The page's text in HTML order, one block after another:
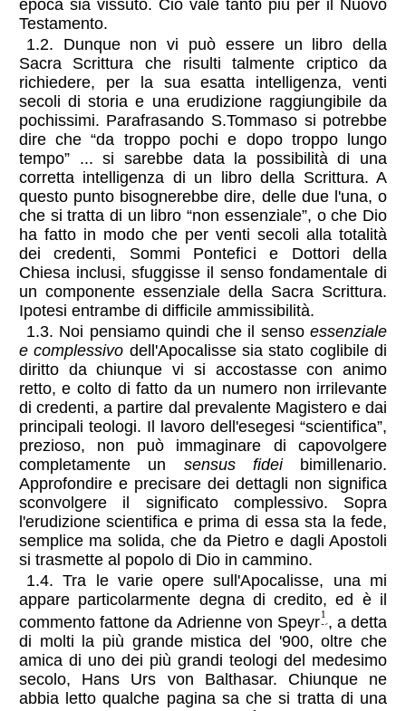
epoca sia vissuto. Ciò vale tanto più per il Nuovo
Testamento.
1.2. Dunque non vi può essere un libro della
Sacra Scrittura che risulti talmente criptico da
richiedere, per la sua esatta intelligenza, venti
secoli di storia e una erudizione raggiungibile da
pochissimi. Parafrasando S.Tommaso si potrebbe
dire che “da troppo pochi e dopo troppo lungo
tempo” ... si sarebbe data la possibilità di una
corretta intelligenza di un libro della Scrittura. A
questo punto bisognerebbe dire, delle due l'una, o
che si tratta di un libro “non essenziale”, o che Dio
ha fatto in modo che per venti secoli alla totalità
dei credenti, Sommi Pontefici e Dottori della
Chiesa inclusi, sfuggisse il senso fondamentale di
un componente essenziale della Sacra Scrittura.
Ipotesi entrambe di difficile ammissibilità.
1.3. Noi pensiamo quindi che il sensoessenziale
e complessivo dell'Apocalisse sia stato coglibile di
diritto da chiunque vi si accostasse con animo
retto, e colto di fatto da un numero non irrilevante
di credenti, a partire dal prevalente Magistero e dai
principali teologi. Il lavoro dell'esegesi “scientifica”,
prezioso, non può immaginare di capovolgere
completamente un sensus fideibimillenario.
Approfondire e precisare dei dettagli non significa
sconvolgere il significato complessivo. Sopra
l'erudizione scientifica e prima di essa sta la fede,
semplice ma solida, che da Pietro e dagli Apostoli
si trasmette al popolo di Dio in cammino.
1.4. Tra le varie opere sull'Apocalisse, una mi
appare particolarmente degna di credito, ed è il
commento fattone da Adrienne von Speyr1 , a detta
di molti la più grande mistica del '900, oltre che
amica di uno dei più grandi teologi del medesimo
secolo, Hans Urs von Balthasar. Chiunque ne
abbia letto qualche pagina sa che si tratta di una